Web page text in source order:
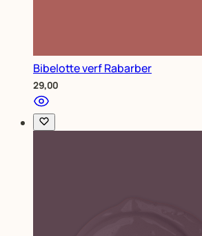
Bibelotte verf Rabarber
29,00